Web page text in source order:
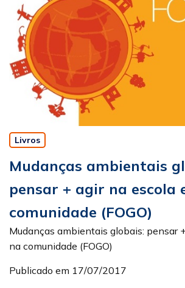
Livros
Mudanças ambientais
pensar + agir na escola
comunidade (FOGO)
Mudanças ambientais globais: pensar
na comunidade (FOGO)
Publicado em 17/07/2017